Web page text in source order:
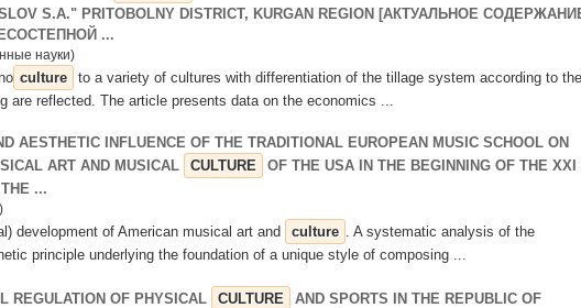
S.A." PRITOBOLNY DISTRICT, KURGAN REGION [АКТУАЛЬНОЕ
...
науки)
culture
to a variety of cultures with differentiation of the tillage system according to the
are reflected. The article presents data on the economics ...
AESTHETIC INFLUENCE OF THE TRADITIONAL EUROPEAN MUSIC SCHOOL ON
ART AND MUSICAL
CULTURE
OF THE USA IN THE BEGINNING OF THE XXI
...
development of American musical art and culture . A systematic analysis of the
principle underlying the foundation of a unique style of composing ...
REGULATION OF PHYSICAL CULTURE
AND SPORTS IN THE REPUBLIC OF